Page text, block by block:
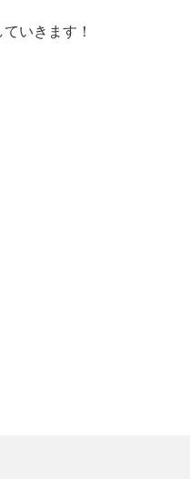
いきます！